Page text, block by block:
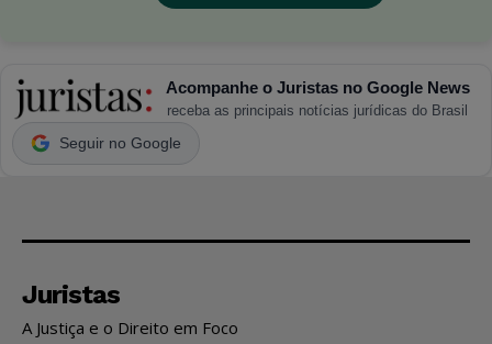
Acompanhe o Juristas no Google News
receba as principais notícias jurídicas do Brasil
Seguir no Google
Juristas
A Justiça e o Direito em Foco